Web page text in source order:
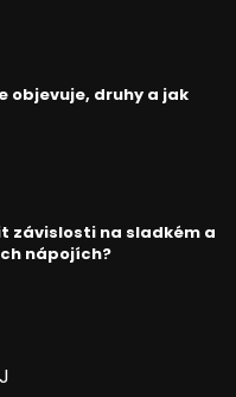
objevuje, druhy a jak
závislosti na sladkém a
nápojích?